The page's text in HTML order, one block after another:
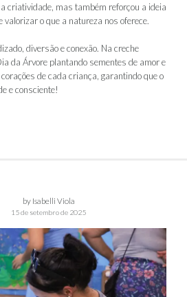
criatividade, mas também reforçou a ideia
valorizar o que a natureza nos oferece.
diversão e conexão. Na creche
da Árvore plantando sementes de amor e
de cada criança, garantindo que o
e consciente!
by Isabelli Viola
15 de setembro de 2025